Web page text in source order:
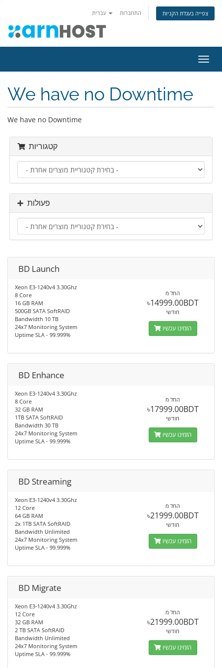
התחברות צפייה בעגלת הקניות
ניווט
We have no Downtime
We have no Downtime
קטגוריות
פעולות
BD Launch
Xeon E3-1240v4 3.30Ghz
8 Core
16 GB RAM
500GB SATA SoftRAID
Bandwidth 10 TB
24x7 Monitoring System
Uptime SLA - 99.999%
החל מ
৳14999.00BDT
חודשי
הזמינו עכשיו
BD Enhance
Xeon E3-1240v4 3.30Ghz
8 Core
32 GB RAM
1TB SATA SoftRAID
Bandwidth 30 TB
24x7 Monitoring System
Uptime SLA - 99.999%
החל מ
৳17999.00BDT
חודשי
הזמינו עכשיו
BD Streaming
Xeon E3-1240v4 3.30Ghz
12 Core
64 GB RAM
2x 1TB SATA SoftRAID
Bandwidth Unlimited
24x7 Monitoring System
Uptime SLA - 99.999%
החל מ
৳21999.00BDT
חודשי
הזמינו עכשיו
BD Migrate
Xeon E3-1240v4 3.30Ghz
12 Core
32 GB RAM
2 TB SATA SoftRAID
Bandwidth Unlimited
24x7 Monitoring System
Uptime SLA - 99.999%
החל מ
৳21999.00BDT
חודשי
הזמינו עכשיו